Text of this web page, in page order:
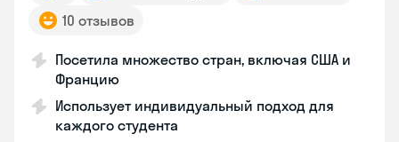
10 отзывов
Посетила множество стран, включая США и
Францию
Использует индивидуальный подход для
каждого студента